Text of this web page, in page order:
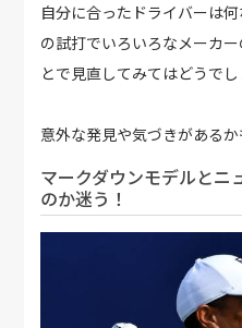
自分に合ったドライバーは
の試打でいろいろなメーカ
とで見直してみてはどうでし
意外な発見や気づきがあるか
マークダウンモデルとニ
のか迷う！